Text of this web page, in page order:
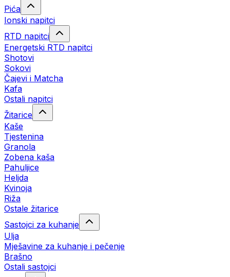
Pića
Ionski napitci
RTD napitci
Energetski RTD napitci
Shotovi
Sokovi
Čajevi i Matcha
Kafa
Ostali napitci
Žitarice
Kaše
Tjestenina
Granola
Zobena kaša
Pahuljice
Heljda
Kvinoja
Riža
Ostale žitarice
Sastojci za kuhanje
Ulja
Mješavine za kuhanje i pečenje
Brašno
Ostali sastojci